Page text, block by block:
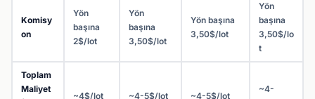
Komisy
on
Yön
başına
2$/lot
Yön
başına
3,50$/lot
Yön başına
3,50$/lot
Yön
başına
3,50$/lo
t
Toplam
Maliyet
~4$/lot ~4-5$/lot ~4-5$/lot
~4-